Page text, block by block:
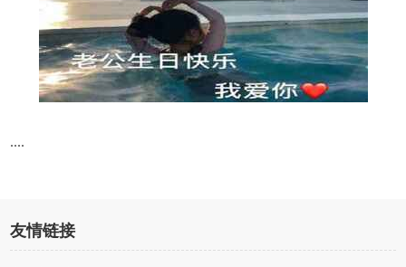
....
友情链接